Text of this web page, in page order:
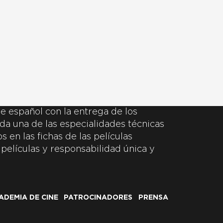
español con la entrega de los
una de las especialidades técnicas
en las fichas de las películas
y responsabilidad única y
DE CINE PATROCINADORES PRENSA